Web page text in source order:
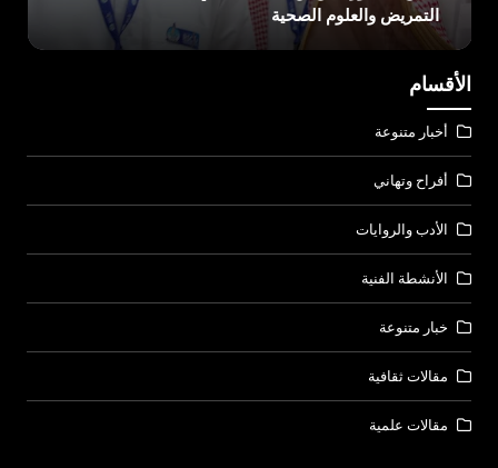
الدكتورة نجلاء التويجري رئيسة لجامعة الأميرة نورة
الأقسام
أخبار متنوعة
أفراح وتهاني
الأدب والروايات
الأنشطة الفنية
خبار متنوعة
مقالات ثقافية
مقالات علمية